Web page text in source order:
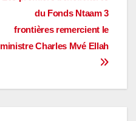
du Fonds Ntaam 3
frontières remercient le
ministre Charles Mvé Ellah